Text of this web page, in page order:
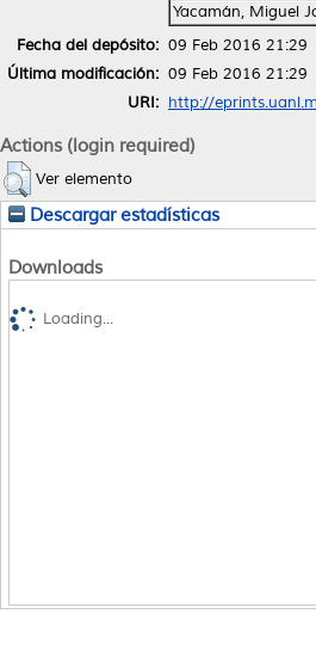
Yacamán, Miguel
Fecha del depósito: 09 Feb 2016 21:29
Última modificación: 09 Feb 2016 21:29
URI: http://
Actions (login required)
Ver elemento
Descargar estadísticas
Downloads
Loading...